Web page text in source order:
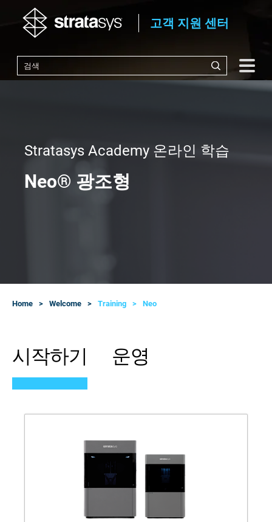
고객 지원 센터
Stratasys Academy 온라인 학습
Neo® 광조형
Home Welcome Training Neo
시작하기 운영